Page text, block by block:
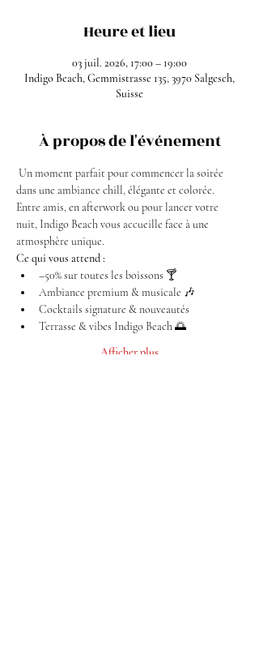
Heure et lieu
03 juil. 2026, 17:00 – 19:00
Indigo Beach, Gemmistrasse 135, 3970 Salgesch,
Suisse
À propos de l'événement
Un moment parfait pour commencer la soirée
dans une ambiance chill, élégante et colorée.
Entre amis, en afterwork ou pour lancer votre
nuit, Indigo Beach vous accueille face à une
atmosphère unique.
Ce qui vous attend :
–50% sur toutes les boissons 🍸
Ambiance premium & musicale 🎶
Cocktails signature & nouveautés
Terrasse & vibes Indigo Beach 🌅
Afficher plus